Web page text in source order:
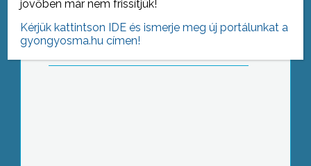
Corvinus Vegyeskar nyári külföldi
bemutatja azt a műsort, amellyel
idegen földön képviselik városunkat
jövőben már nem frissítjük!
Kérjük kattintson IDE és ismerje meg új portálunkat a
gyongyosma.hu címen!